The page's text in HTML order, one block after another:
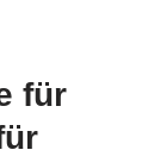
für